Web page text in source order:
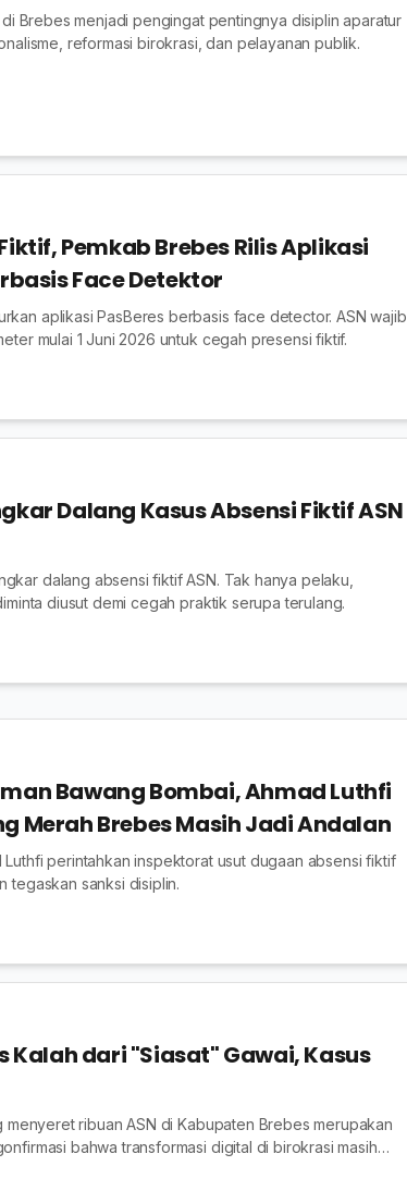
Brebes menjadi pengingat pentingnya disiplin aparatur
reformasi birokrasi, dan pelayanan publik.
Pemkab Brebes Rilis Aplikasi
Face Detektor
aplikasi PasBeres berbasis face detector. ASN wajib
mulai 1 Juni 2026 untuk cegah presensi fiktif.
Dalang Kasus Absensi Fiktif ASN
dalang absensi fiktif ASN. Tak hanya pelaku,
diusut demi cegah praktik serupa terulang.
Bawang Bombai, Ahmad Luthfi
Merah Brebes Masih Jadi Andalan
perintahkan inspektorat usut dugaan absensi fiktif
tegaskan sanksi disiplin.
Kalah dari "Siasat" Gawai, Kasus
menyeret ribuan ASN di Kabupaten Brebes merupakan
bahwa transformasi digital di birokrasi masih